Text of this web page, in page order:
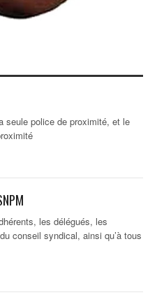
police de proximité, et le
les délégués, les
conseil syndical, ainsi qu’à tous